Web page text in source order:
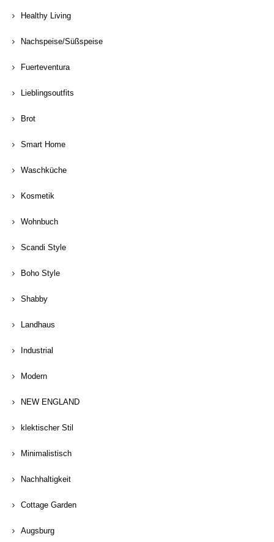
Healthy Living
Nachspeise/Süßspeise
Fuerteventura
Lieblingsoutfits
Brot
Smart Home
Waschküche
Kosmetik
Wohnbuch
Scandi Style
Boho Style
Shabby
Landhaus
Industrial
Modern
NEW ENGLAND
klektischer Stil
Minimalistisch
Nachhaltigkeit
Cottage Garden
Augsburg